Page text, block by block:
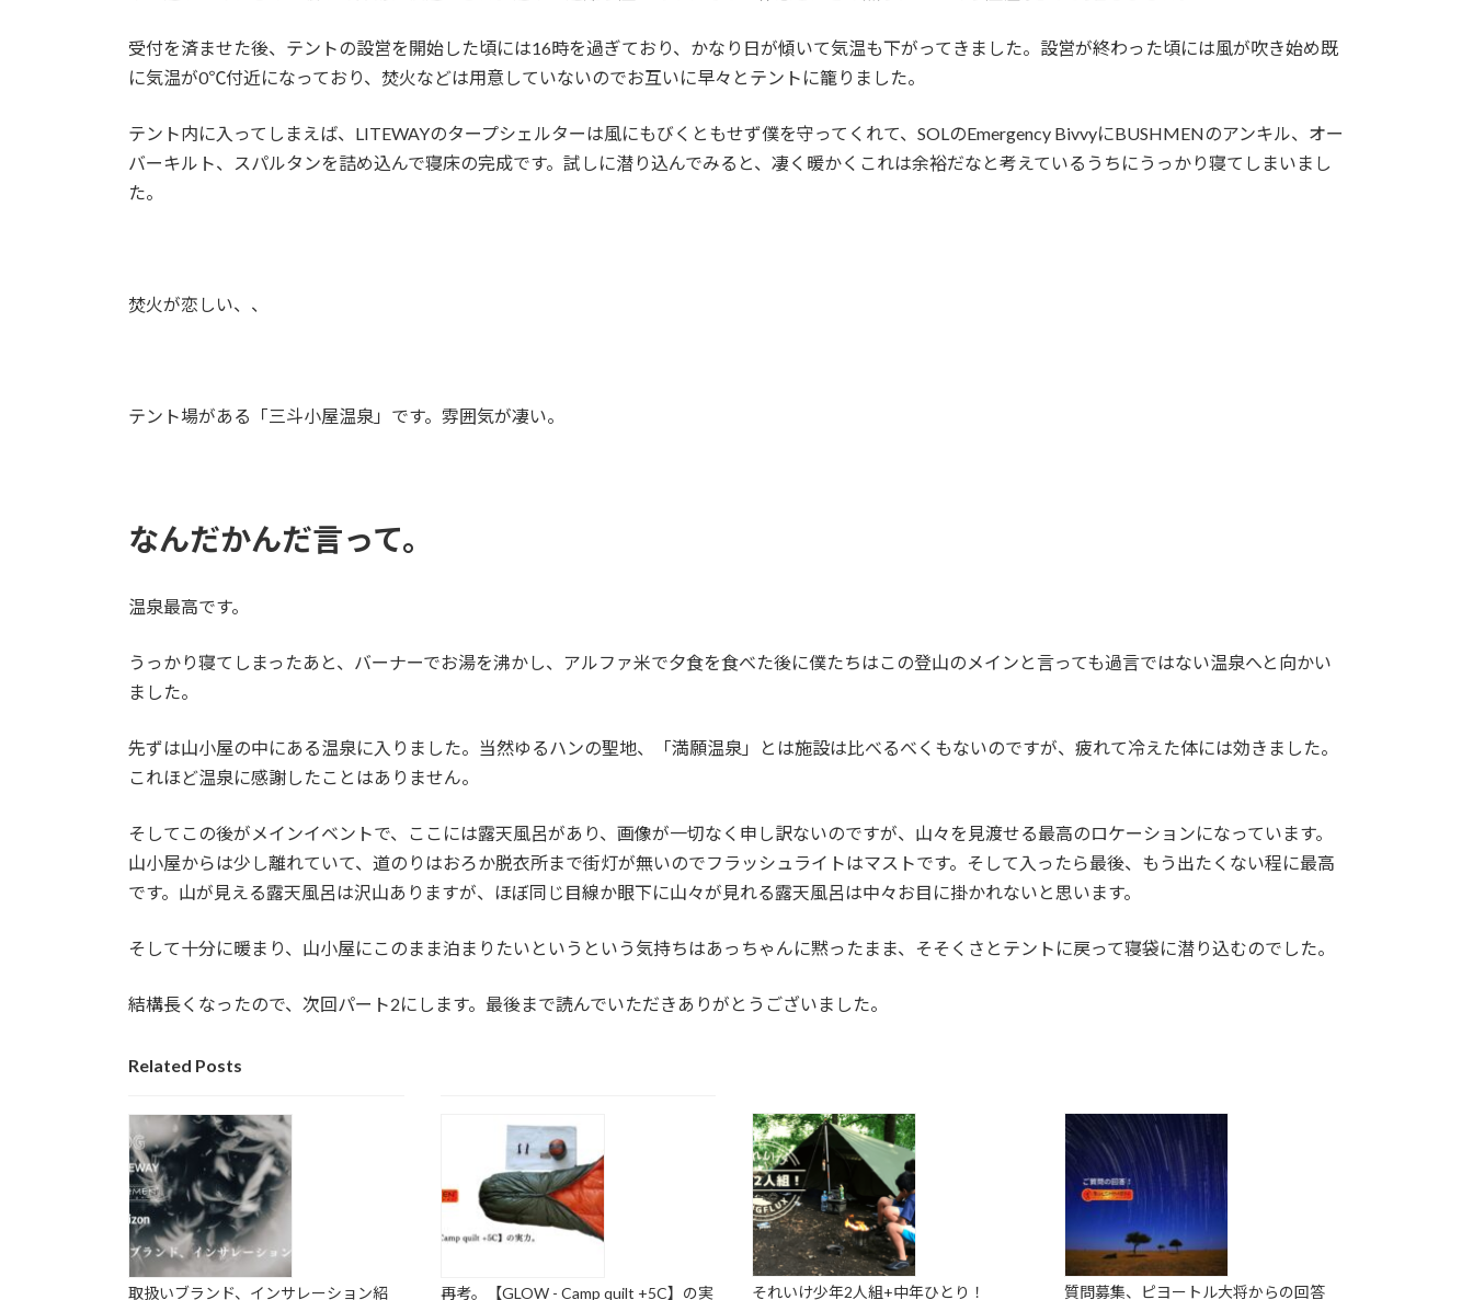
受付を済ませた後、テントの設営を開始した頃には16時を過ぎており、かなり日が傾いて気温も下がってきました。設営が終わった頃には風が吹き始め既
に気温が0℃付近になっており、焚火などは用意していないのでお互いに早々とテントに籠りました。
テント内に入ってしまえば、LITEWAYのタープシェルターは風にもびくともせず僕を守ってくれて、SOLのEmergency BivvyにBUSHMENのアンキル、オー
バーキルト、スパルタンを詰め込んで寝床の完成です。試しに潜り込んでみると、凄く暖かくこれは余裕だなと考えているうちにうっかり寝てしまいまし
た。
焚火が恋しい、、
テント場がある「三斗小屋温泉」です。雰囲気が凄い。
なんだかんだ言って。
温泉最高です。
うっかり寝てしまったあと、バーナーでお湯を沸かし、アルファ米で夕食を食べた後に僕たちはこの登山のメインと言っても過言ではない温泉へと向かい
ました。
先ずは山小屋の中にある温泉に入りました。当然ゆるハンの聖地、「満願温泉」とは施設は比べるべくもないのですが、疲れて冷えた体には効きました。
これほど温泉に感謝したことはありません。
そしてこの後がメインイベントで、ここには露天風呂があり、画像が一切なく申し訳ないのですが、山々を見渡せる最高のロケーションになっています。
山小屋からは少し離れていて、道のりはおろか脱衣所まで街灯が無いのでフラッシュライトはマストです。そして入ったら最後、もう出たくない程に最高
です。山が見える露天風呂は沢山ありますが、ほぼ同じ目線か眼下に山々が見れる露天風呂は中々お目に掛かれないと思います。
そして十分に暖まり、山小屋にこのまま泊まりたいというという気持ちはあっちゃんに黙ったまま、そそくさとテントに戻って寝袋に潜り込むのでした。
結構長くなったので、次回パート2にします。最後まで読んでいただきありがとうございました。
Related Posts
取扱いブランド、インサレーション紹 再考。【GLOW - Camp quilt +5C】の実 それいけ少年2人組+中年ひとり！ 質問募集、ピヨートル大将からの回答